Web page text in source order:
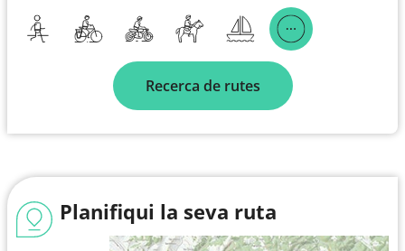
Recerca de rutes
Planifiqui la seva ruta